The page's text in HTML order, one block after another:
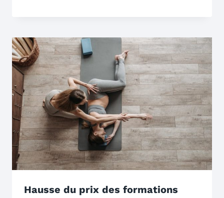
Hausse du prix des formations